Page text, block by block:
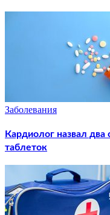
Заболевания
Кардиолог назвал два
таблеток